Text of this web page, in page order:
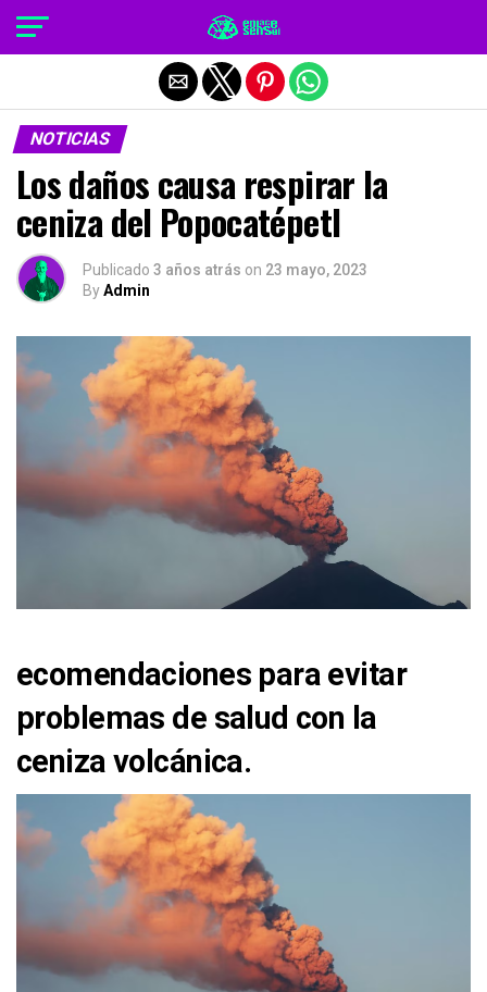
NOTICIAS
Los daños causa respirar la
ceniza del Popocatépetl
Publicado 3 años atrás on 23 mayo, 2023
ByAdmin
ecomendaciones para evitar
problemas de salud con la
ceniza volcánica.
Salir de la versión móvil